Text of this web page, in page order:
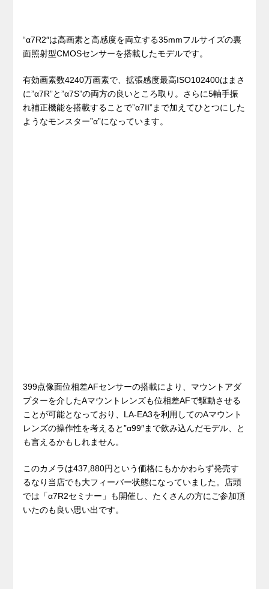
“α7R2″は高画素と高感度を両立する35mmフルサイズの裏
面照射型CMOSセンサーを搭載したモデルです。
有効画素数4240万画素で、拡張感度最高ISO102400はまさ
に”α7R”と”α7S”の両方の良いところ取り。さらに5軸手振
れ補正機能を搭載することで”α7II”まで加えてひとつにした
ようなモンスター”α”になっています。
399点像面位相差AFセンサーの搭載により、マウントアダ
プターを介したAマウントレンズも位相差AFで駆動させる
ことが可能となっており、LA-EA3を利用してのAマウント
レンズの操作性を考えると”α99″まで飲み込んだモデル、と
も言えるかもしれません。
このカメラは437,880円という価格にもかかわらず発売す
るなり当店でも大フィーバー状態になっていました。店頭
では「α7R2セミナー」も開催し、たくさんの方にご参加頂
いたのも良い思い出です。